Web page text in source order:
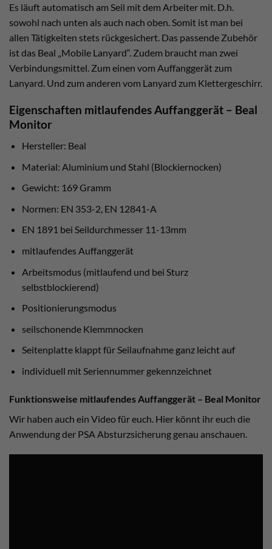
Es läuft automatisch am Seil mit dem Arbeiter mit. D.h.
sowohl nach unten als auch nach oben. Somit ist man bei
allen Tätigkeiten stets rückgesichert. Das passende Zubehör
ist das Beal „Mobile Lanyard“. Zudem braucht man zwei
Verbindungsmittel. Zum einen vom Auffanggerät zum
Lanyard. Und zum anderen vom Lanyard zum Klettergeschirr.
Eigenschaften mitlaufendes Auffanggerät – Beal
Monitor
Hersteller: Beal
Material: Aluminium und Stahl (Blockiernocken)
Gewicht: 169 Gramm
Normen: EN 353-2, EN 12841-A
EN 1891 bei Seildurchmesser 11-13mm
mitlaufendes Auffanggerät
Arbeitsmodus (mitlaufend und bei Sturz
selbstblockierend)
Positionierungsmodus
seilschonende Klemmnocken
Seitenplatte klappt für Seilaufnahme ganz leicht auf
individuell mit Seriennummer gekennzeichnet
Funktionsweise mitlaufendes Auffanggerät – Beal Monitor
Wir haben auch ein Video für euch. Hier könnt ihr euch die
Anwendung der PSA Absturzsicherung genau anschauen.